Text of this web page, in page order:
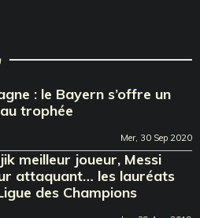
: le Bayern s’offre un
trophée
Mer, 30 Sep 2020
meilleur joueur, Messi
attaquant… les lauréats
des Champions